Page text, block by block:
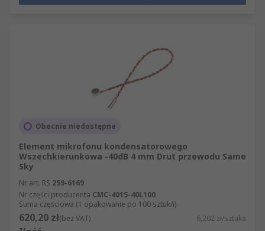
Obecnie niedostępne
Element mikrofonu kondensatorowego
Wszechkierunkowa -40dB 4 mm Drut przewodu Same
Sky
Nr art. RS 259-6169
Nr części producenta CMC-4015-40L100
Suma częściowa (1 opakowanie po 100 sztuk/i)
620,20 zł(bez VAT) 6,202 zł/sztuka